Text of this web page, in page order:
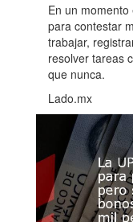
En un
para contestar
trabajar,
resolver tareas
que nunca.
Lado.mx